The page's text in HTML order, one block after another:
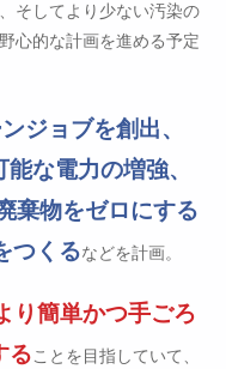
そしてより少ない汚染の
心的な計画を進める予定
ジョブを創出、
な電力の増強、
棄物をゼロにする
つくるなどを計画。
り簡単かつ手ごろ
ることを目指していて、